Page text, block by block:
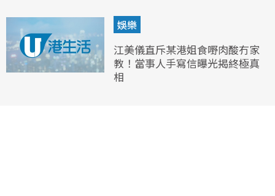
娛樂
江美儀直斥某港姐食嘢肉酸冇家
教！當事人手寫信曝光揭終極真
相